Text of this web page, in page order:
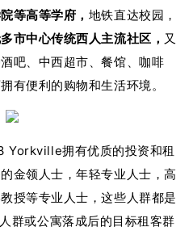
等高等学府， 地铁直达校园，
市中心传统西人主流社区， 又
吧、中西超市、餐馆、咖啡
有便利的购物和生活环境。
Yorkville拥有优质的投资和租
金领人士，年轻专业人士，高
授等专业人士，这些人群都是
群或公寓落成后的目标租客群